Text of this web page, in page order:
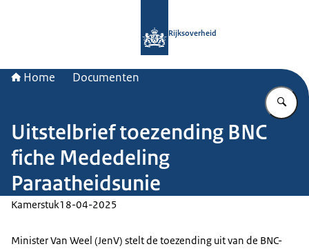
Rijksoverheid
Home Documenten
Uitstelbrief toezending BNC
fiche Mededeling
Paraatheidsunie
Kamerstuk18-04-2025
Minister Van Weel (JenV) stelt de toezending uit van de BNC-